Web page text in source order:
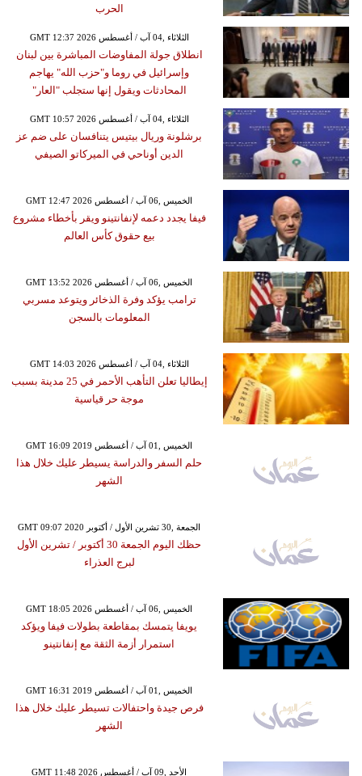
الحرب
GMT 12:37 2026 الثلاثاء ,04 آب / أغسطس
انطلاق جولة المفاوضات المباشرة بين لبنان
وإسرائيل في روما و"حزب الله" يهاجم
المحادثات ويقول إنها ستجلب "العار"
GMT 10:57 2026 الثلاثاء ,04 آب / أغسطس
برشلونة وريال بيتيس يتنافسان على ضم عز
الدين أوناحي في الميركاتو الصيفي
GMT 12:47 2026 الخميس ,06 آب / أغسطس
فيفا يجدد دعمه لإنفانتينو ويقر بأخطاء مشروع
بيع حقوق كأس العالم
GMT 13:52 2026 الخميس ,06 آب / أغسطس
ترامب يؤكد وفرة الذخائر ويتوعد مسربي
المعلومات بالسجن
GMT 14:03 2026 الثلاثاء ,04 آب / أغسطس
إيطاليا تعلن التأهب الأحمر في 25 مدينة بسبب
موجة حر قياسية
GMT 16:09 2019 الخميس ,01 آب / أغسطس
حلم السفر والدراسة يسيطر عليك خلال هذا
الشهر
GMT 09:07 2020 الجمعة ,30 تشرين الأول / أكتوبر
حظك اليوم الجمعة 30 أكتوبر / تشرين الأول
لبرج العذراء
GMT 18:05 2026 الخميس ,06 آب / أغسطس
يويفا يتمسك بمقاطعة بطولات فيفا ويؤكد
استمرار أزمة الثقة مع إنفانتينو
GMT 16:31 2019 الخميس ,01 آب / أغسطس
فرص جيدة واحتفالات تسيطر عليك خلال هذا
الشهر
GMT 11:48 2026 الأحد ,09 آب / أغسطس